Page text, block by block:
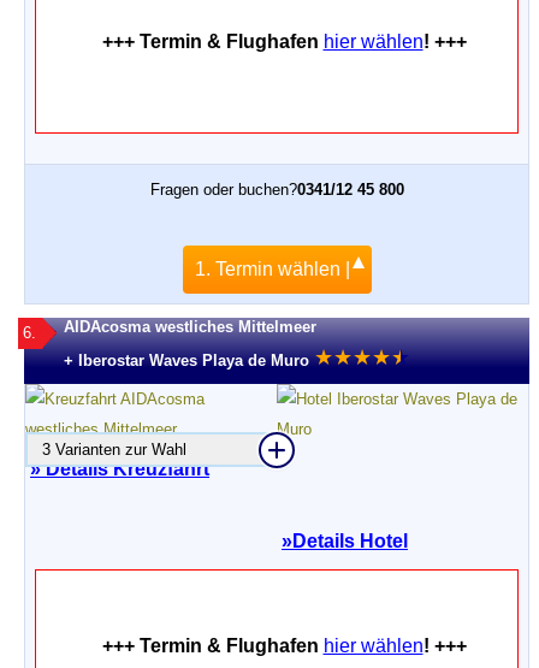
+++ Termin & Flughafen hier wählen! +++
Fragen oder buchen?0341/12 45 800
1. Termin wählen |
6.
AIDAcosma westliches Mittelmeer
+ Iberostar Waves Playa de Muro ★★★★★
★
» Details Kreuzfahrt
3 Varianten zur Wahl
»Details Hotel
+++ Termin & Flughafen hier wählen! +++